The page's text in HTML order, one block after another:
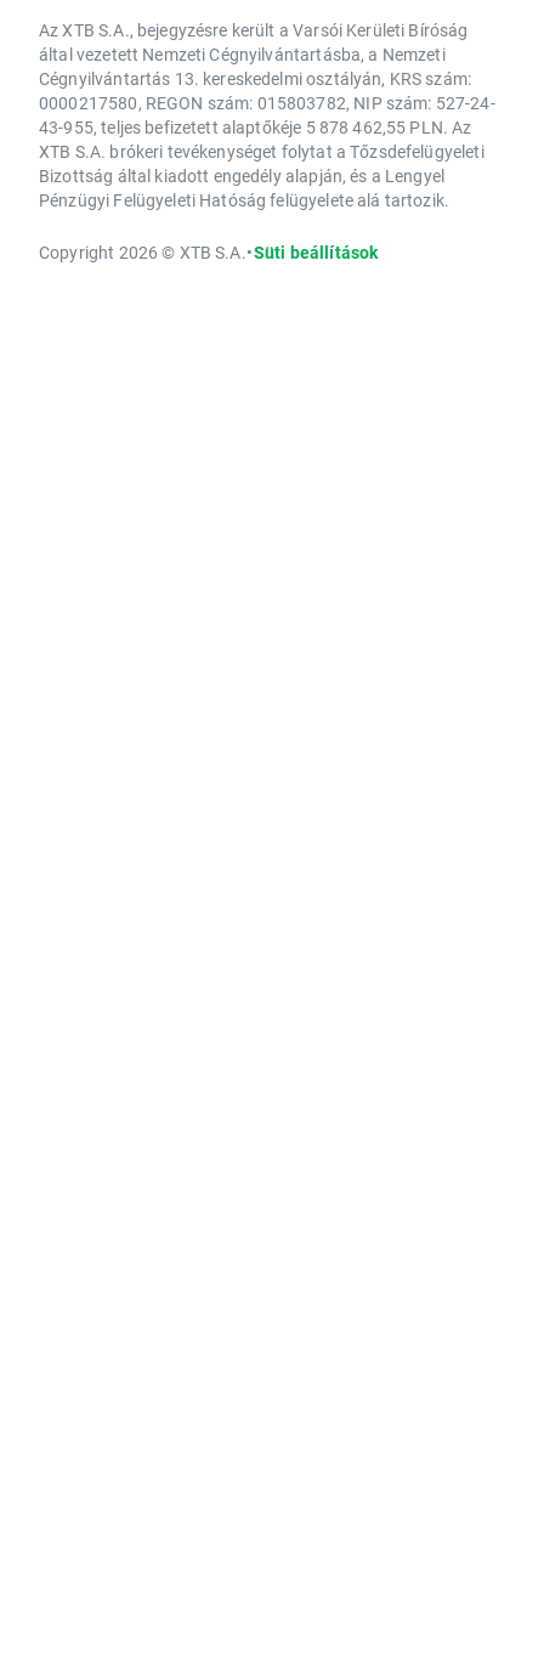
Az XTB S.A., bejegyzésre került a Varsói Kerületi Bíróság
által vezetett Nemzeti Cégnyilvántartásba, a Nemzeti
Cégnyilvántartás 13. kereskedelmi osztályán, KRS szám:
0000217580, REGON szám: 015803782, NIP szám: 527-24-
43-955, teljes befizetett alaptőkéje 5 878 462,55 PLN. Az
XTB S.A. brókeri tevékenységet folytat a Tőzsdefelügyeleti
Bizottság által kiadott engedély alapján, és a Lengyel
Pénzügyi Felügyeleti Hatóság felügyelete alá tartozik.
Copyright 2026 © XTB S.A.•Süti beállítások